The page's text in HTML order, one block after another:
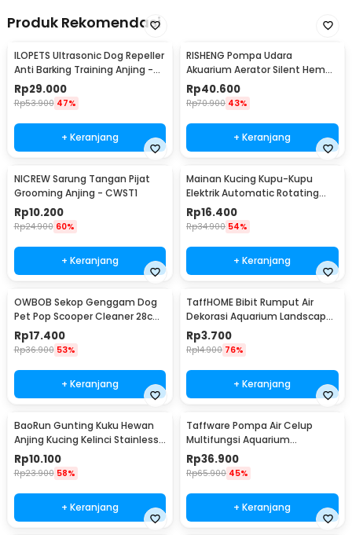
Produk Rekomendasi
ILOPETS Ultrasonic Dog Repeller
Anti Barking Training Anjing -
TJ-3008
Rp29.000
Rp53.900 47%
+ Keranjang
RISHENG Pompa Udara
Akuarium Aerator Silent Hemat
Energi 2.4W - RS-511
Rp40.600
Rp70.900 43%
+ Keranjang
NICREW Sarung Tangan Pijat
Grooming Anjing - CWST1
Rp10.200
Rp24.900 60%
+ Keranjang
Mainan Kucing Kupu-Kupu
Elektrik Automatic Rotating
Flying Butterfly
Rp16.400
Rp34.900 54%
+ Keranjang
OWBOB Sekop Genggam Dog
Pet Pop Scooper Cleaner 28cm
- A11707
Rp17.400
Rp36.900 53%
+ Keranjang
TaffHOME Bibit Rumput Air
Dekorasi Aquarium Landscape
Ornament - H0027
Rp3.700
Rp14.900 76%
+ Keranjang
BaoRun Gunting Kuku Hewan
Anjing Kucing Kelinci Stainless
Steel - 5X
Rp10.100
Rp23.900 58%
+ Keranjang
Taffware Pompa Air Celup
Multifungsi Aquarium
Submersible Pump 12V - QR30E
Rp36.900
Rp65.900 45%
+ Keranjang